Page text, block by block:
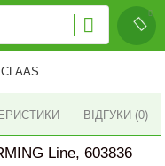
ВІДГУКИ (0)
Line, 603836